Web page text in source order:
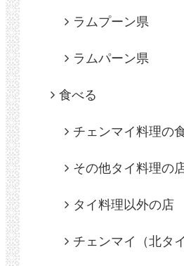
ラムプーン県
ラムパーン県
食べる
チェンマイ料理の
その他タイ料理の
タイ料理以外の店
チェンマイ（北タ